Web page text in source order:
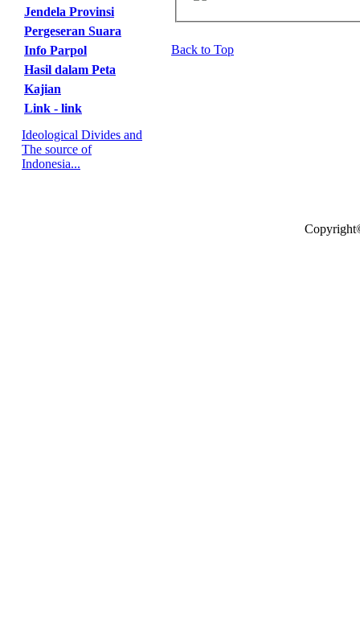
Jendela Provinsi
Pergeseran Suara
Info Parpol
Hasil dalam Peta
Kajian
Link - link
Ideological Divides and
The source of
Indonesia...
Back to Top